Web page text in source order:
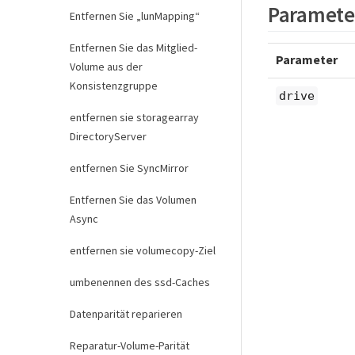
Entfernen Sie „lunMapping“
Entfernen Sie das Mitglied-
Volume aus der
Konsistenzgruppe
entfernen sie storagearray
DirectoryServer
entfernen Sie SyncMirror
Entfernen Sie das Volumen
Async
entfernen sie volumecopy-Ziel
umbenennen des ssd-Caches
Datenparität reparieren
Reparatur-Volume-Parität
Parameter
drive